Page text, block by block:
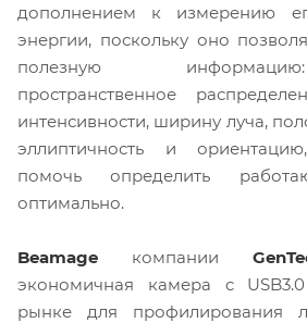
дополнением к измерению
энергии, поскольку оно
полезную
пространственное
интенсивности, ширину луча,
эллиптичность и
помочь определить
оптимально.
Beamage компании
экономичная камера c
рынке для профилирования